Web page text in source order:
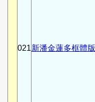
021新潘金蓮多框體版